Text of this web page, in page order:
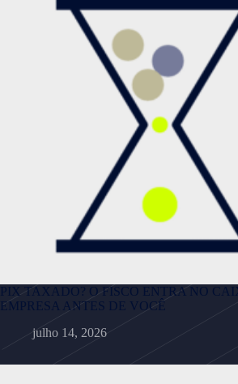
PIX TAXADO? O FISCO ENTRA NO
EMPRESA ANTES DE VOCÊ
julho 14, 2026